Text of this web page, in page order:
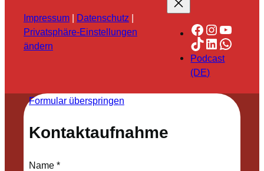
Impressum | Datenschutz |
Privatsphäre-Einstellungen
ändern
Facebook
TikTok
LinkedIn
Podcast
(DE)
Formular überspringen
Kontaktaufnahme
Name*